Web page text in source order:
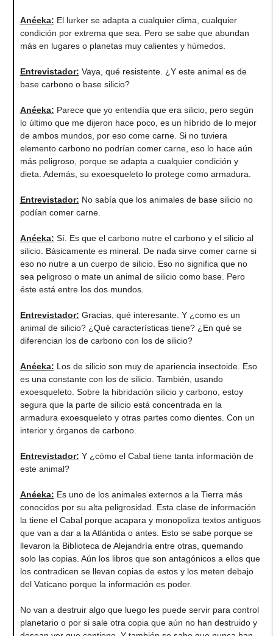
Anéeka: El lurker se adapta a cualquier clima, cualquier
condición por extrema que sea. Pero se sabe que abundan
más en lugares o planetas muy calientes y húmedos.
Entrevistador: Vaya, qué resistente. ¿Y este animal es de
base carbono o base silicio?
Anéeka: Parece que yo entendía que era silicio, pero según
lo último que me dijeron hace poco, es un híbrido de lo mejor
de ambos mundos, por eso come carne. Si no tuviera
elemento carbono no podrían comer carne, eso lo hace aún
más peligroso, porque se adapta a cualquier condición y
dieta. Además, su exoesqueleto lo protege como armadura.
Entrevistador: No sabía que los animales de base silicio no
podían comer carne.
Anéeka: Sí. Es que el carbono nutre el carbono y el silicio al
silicio. Básicamente es mineral. De nada sirve comer carne si
eso no nutre a un cuerpo de silicio. Eso no significa que no
sea peligroso o mate un animal de silicio como base. Pero
éste está entre los dos mundos.
Entrevistador: Gracias, qué interesante. Y ¿como es un
animal de silicio? ¿Qué características tiene? ¿En qué se
diferencian los de carbono con los de silicio?
Anéeka: Los de silicio son muy de apariencia insectoide. Eso
es una constante con los de silicio. También, usando
exoesqueleto. Sobre la hibridación silicio y carbono, estoy
segura que la parte de silicio está concentrada en la
armadura exoesqueleto y otras partes como dientes. Con un
interior y órganos de carbono.
Entrevistador: Y ¿cómo el Cabal tiene tanta información de
este animal?
Anéeka: Es uno de los animales externos a la Tierra más
conocidos por su alta peligrosidad. Esta clase de información
la tiene el Cabal porque acapara y monopoliza textos antiguos
que van a dar a la Atlántida o antes. Esto se sabe porque se
llevaron la Biblioteca de Alejandría entre otras, quemando
solo las copias. Aún los libros que son antagónicos a ellos que
los contradicen se llevan copias de estos y los meten debajo
del Vaticano porque la información es poder.
No van a destruir algo que luego les puede servir para control
planetario o por si sale otra copia que aún no han destruido y